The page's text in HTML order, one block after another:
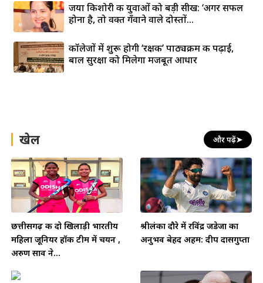
जया किशोरी की युवाओं को बड़ी सीख: ‘अगर सफल
होना है, तो वक्त गँवाने वाले दोस्तों...
कॉलेजों में शुरू होगी ‘रक्षक’ पाठ्यक्रम की पढ़ाई,
बाल सुरक्षा को मिलेगा मजबूत आधार
खेल और पढ़ें➤
छत्तीसगढ़ की दो खिलाड़ी भारतीय
महिला जूनियर हॉकी टीम में चयन ,
अरुण साव ने...
श्रीलंका दौरे में रविंद्र जडेजा का
अनुभव बेहद अहम: दीप दासगुप्ता